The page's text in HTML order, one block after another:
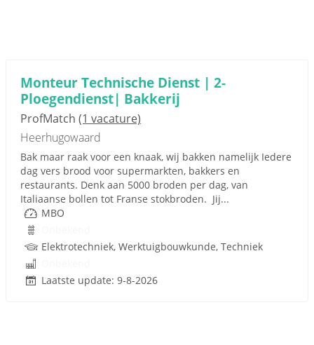
Monteur Technische Dienst | 2-
Ploegendienst| Bakkerij
ProfMatch (1 vacature)
Heerhugowaard
Bak maar raak voor een knaak, wij bakken namelijk Iedere
dag vers brood voor supermarkten, bakkers en
restaurants. Denk aan 5000 broden per dag, van
Italiaanse bollen tot Franse stokbroden. Jij...
MBO
Elektrotechniek, Werktuigbouwkunde, Techniek
Laatste update: 9-8-2026